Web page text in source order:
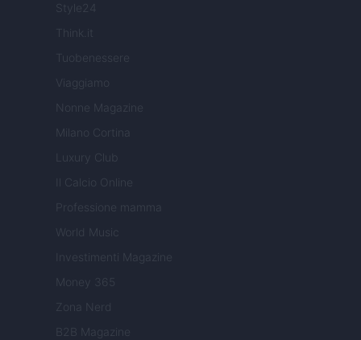
Style24
Think.it
Tuobenessere
Viaggiamo
Nonne Magazine
Milano Cortina
Luxury Club
Il Calcio Online
Professione mamma
World Music
Investimenti Magazine
Money 365
Zona Nerd
B2B Magazine